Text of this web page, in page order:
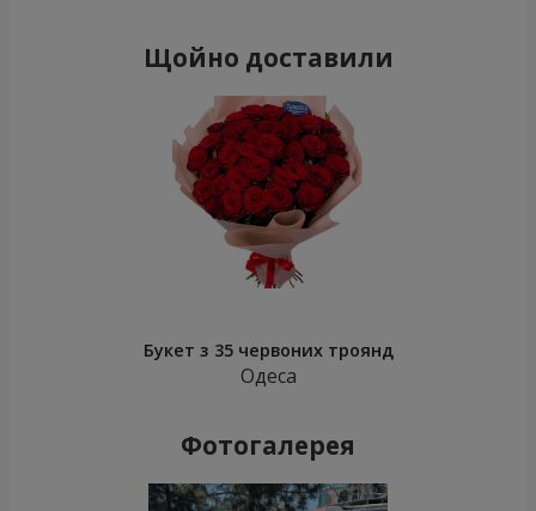
Щойно доставили
Букет з 35 червоних троянд
Одеса
Фотогалерея